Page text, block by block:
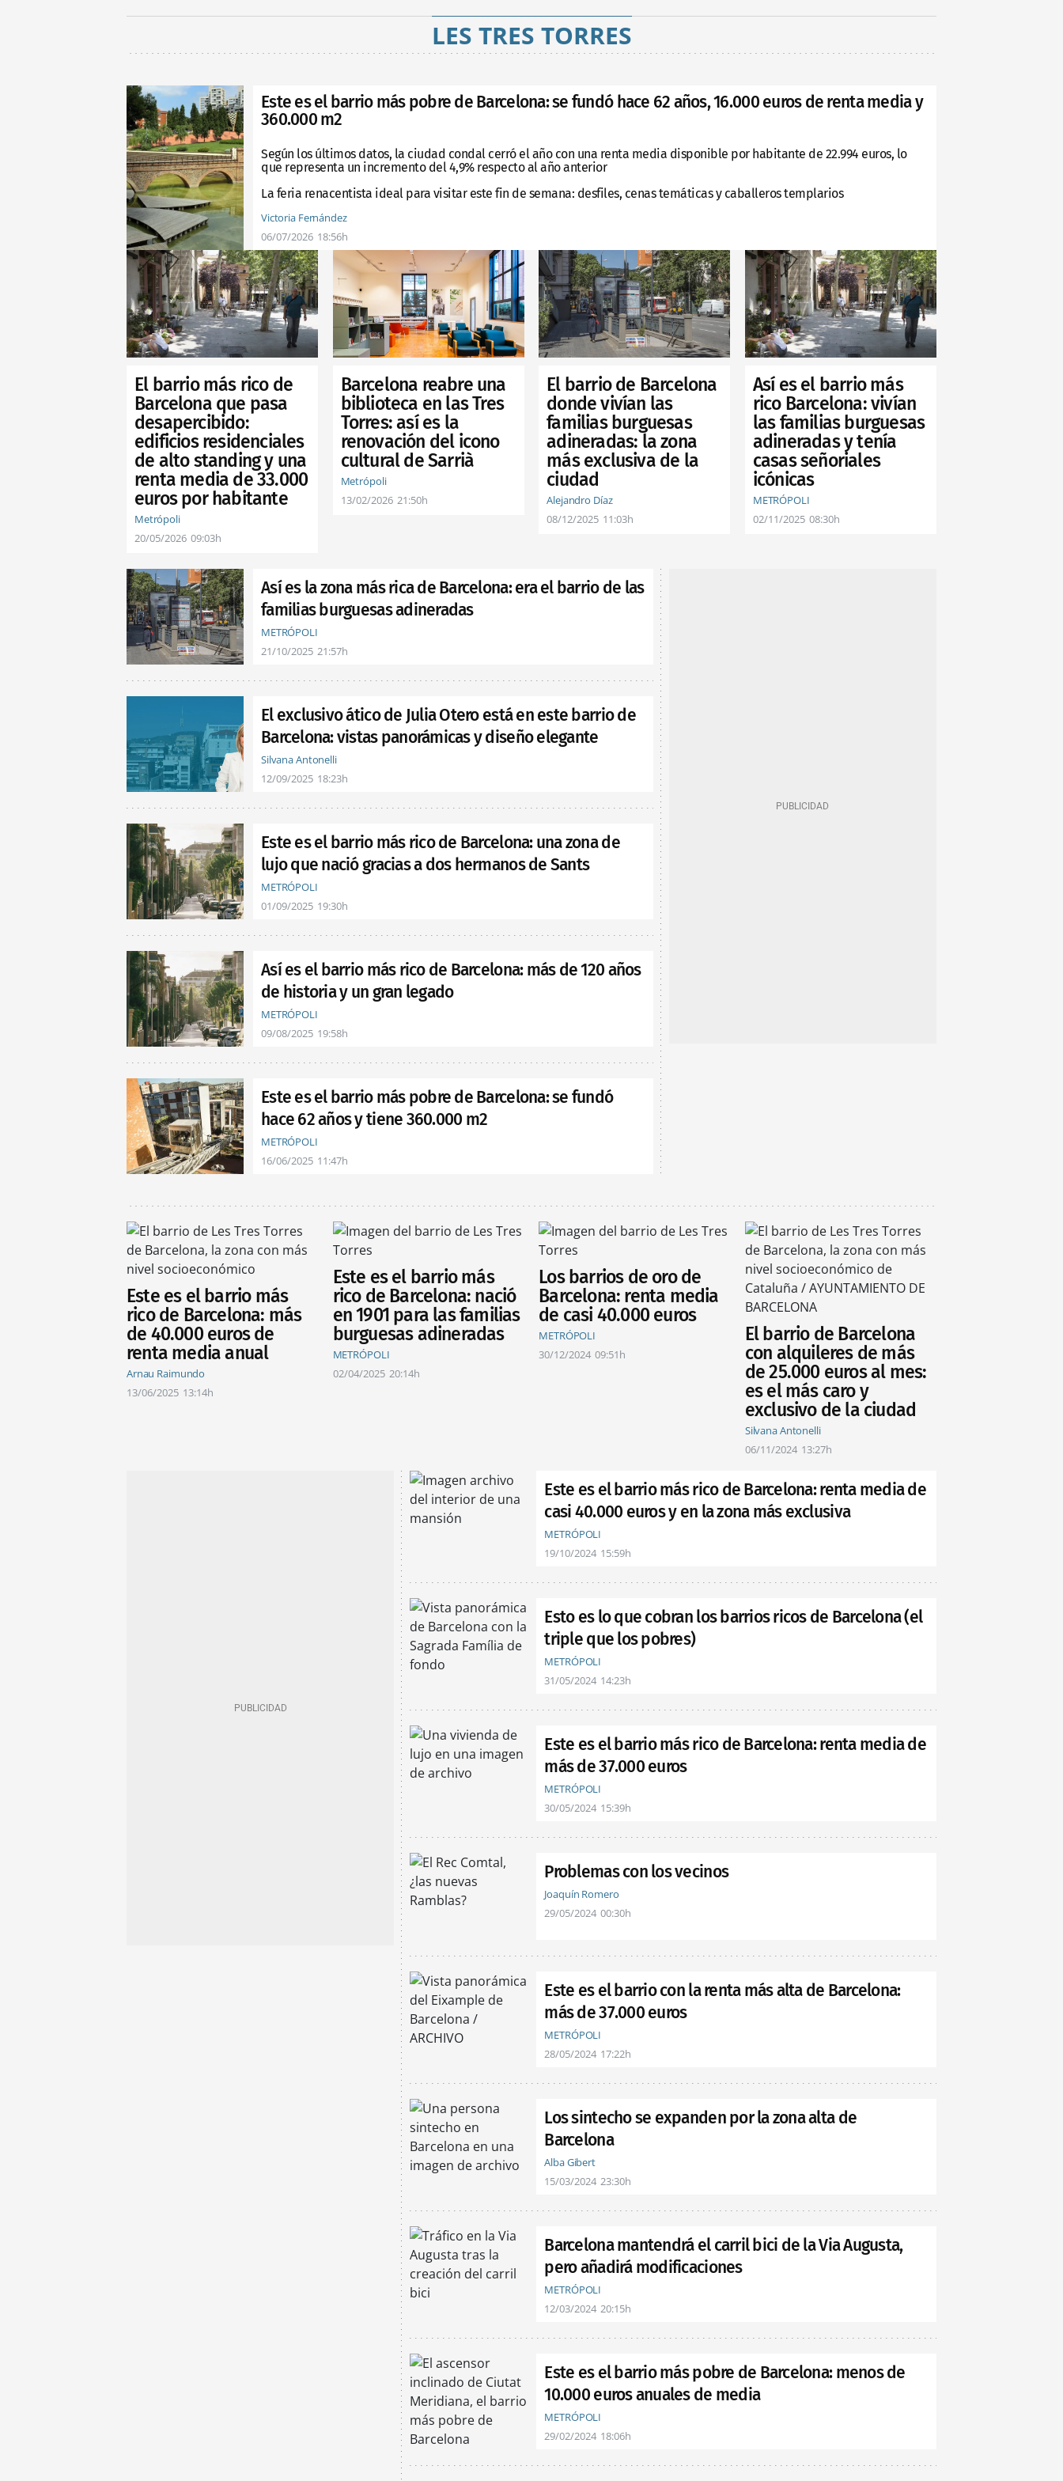
LES TRES TORRES
Este es el barrio más pobre de Barcelona: se fundó hace 62 años, 16.000 euros de renta media y
360.000 m2
Según los últimos datos, la ciudad condal cerró el año con una renta media disponible por habitante de 22.994 euros, lo
que representa un incremento del 4,9% respecto al año anterior
La feria renacentista ideal para visitar este fin de semana: desfiles, cenas temáticas y caballeros templarios
Victoria Fernández
06/07/2026 18:56h
El barrio más rico de
Barcelona que pasa
desapercibido:
edificios residenciales
de alto standing y una
renta media de 33.000
euros por habitante
Metrópoli
20/05/2026 09:03h
Barcelona reabre una
biblioteca en las Tres
Torres: así es la
renovación del icono
cultural de Sarrià
Metrópoli
13/02/2026 21:50h
El barrio de Barcelona
donde vivían las
familias burguesas
adineradas: la zona
más exclusiva de la
ciudad
Alejandro Díaz
08/12/2025 11:03h
Así es el barrio más
rico Barcelona: vivían
las familias burguesas
adineradas y tenía
casas señoriales
icónicas
METRÓPOLI
02/11/2025 08:30h
Así es la zona más rica de Barcelona: era el barrio de las
familias burguesas adineradas
METRÓPOLI
21/10/2025 21:57h
El exclusivo ático de Julia Otero está en este barrio de
Barcelona: vistas panorámicas y diseño elegante
Silvana Antonelli
12/09/2025 18:23h
Este es el barrio más rico de Barcelona: una zona de
lujo que nació gracias a dos hermanos de Sants
METRÓPOLI
01/09/2025 19:30h
Así es el barrio más rico de Barcelona: más de 120 años
de historia y un gran legado
METRÓPOLI
09/08/2025 19:58h
Este es el barrio más pobre de Barcelona: se fundó
hace 62 años y tiene 360.000 m2
METRÓPOLI
16/06/2025 11:47h
Este es el barrio más
rico de Barcelona: más
de 40.000 euros de
renta media anual
Arnau Raimundo
13/06/2025 13:14h
Este es el barrio más
rico de Barcelona: nació
en 1901 para las familias
burguesas adineradas
METRÓPOLI
02/04/2025 20:14h
Los barrios de oro de
Barcelona: renta media
de casi 40.000 euros
METRÓPOLI
30/12/2024 09:51h
El barrio de Barcelona
con alquileres de más
de 25.000 euros al mes:
es el más caro y
exclusivo de la ciudad
Silvana Antonelli
06/11/2024 13:27h
Este es el barrio más rico de Barcelona: renta media de
casi 40.000 euros y en la zona más exclusiva
METRÓPOLI
19/10/2024 15:59h
Esto es lo que cobran los barrios ricos de Barcelona (el
triple que los pobres)
METRÓPOLI
31/05/2024 14:23h
Este es el barrio más rico de Barcelona: renta media de
más de 37.000 euros
METRÓPOLI
30/05/2024 15:39h
Problemas con los vecinos
Joaquín Romero
29/05/2024 00:30h
Este es el barrio con la renta más alta de Barcelona:
más de 37.000 euros
METRÓPOLI
28/05/2024 17:22h
Los sintecho se expanden por la zona alta de
Barcelona
Alba Gibert
15/03/2024 23:30h
Barcelona mantendrá el carril bici de la Via Augusta,
pero añadirá modificaciones
METRÓPOLI
12/03/2024 20:15h
Este es el barrio más pobre de Barcelona: menos de
10.000 euros anuales de media
METRÓPOLI
29/02/2024 18:06h